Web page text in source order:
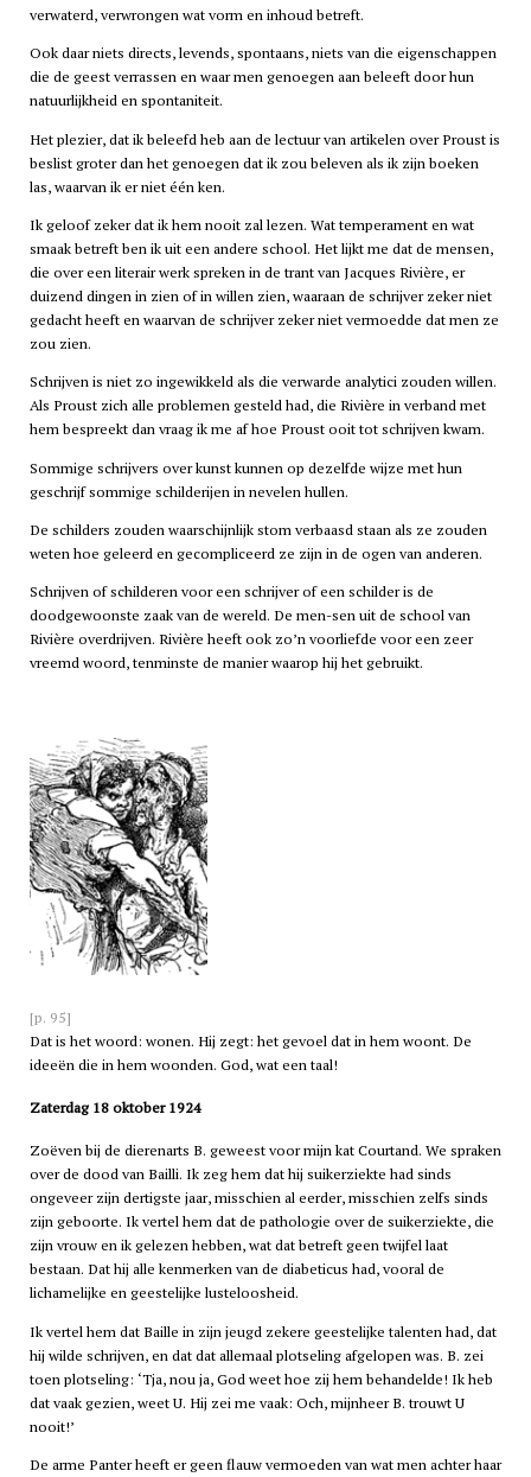
verwaterd, verwrongen wat vorm en inhoud betreft.
Ook daar niets directs, levends, spontaans, niets van die eigenschappen
die de geest verrassen en waar men genoegen aan beleeft door hun
natuurlijkheid en spontaniteit.
Het plezier, dat ik beleefd heb aan de lectuur van artikelen over Proust is
beslist groter dan het genoegen dat ik zou beleven als ik zijn boeken
las, waarvan ik er niet één ken.
Ik geloof zeker dat ik hem nooit zal lezen. Wat temperament en wat
smaak betreft ben ik uit een andere school. Het lijkt me dat de mensen,
die over een literair werk spreken in de trant van Jacques Rivière, er
duizend dingen in zien of in willen zien, waaraan de schrijver zeker niet
gedacht heeft en waarvan de schrijver zeker niet vermoedde dat men ze
zou zien.
Schrijven is niet zo ingewikkeld als die verwarde analytici zouden willen.
Als Proust zich alle problemen gesteld had, die Rivière in verband met
hem bespreekt dan vraag ik me af hoe Proust ooit tot schrijven kwam.
Sommige schrijvers over kunst kunnen op dezelfde wijze met hun
geschrijf sommige schilderijen in nevelen hullen.
De schilders zouden waarschijnlijk stom verbaasd staan als ze zouden
weten hoe geleerd en gecompliceerd ze zijn in de ogen van anderen.
Schrijven of schilderen voor een schrijver of een schilder is de
doodgewoonste zaak van de wereld. De men-sen uit de school van
Rivière overdrijven. Rivière heeft ook zo’n voorliefde voor een zeer
vreemd woord, tenminste de manier waarop hij het gebruikt.
[p. 95]
Dat is het woord: wonen. Hij zegt: het gevoel dat in hem woont. De
ideeën die in hem woonden. God, wat een taal!
Zaterdag 18 oktober 1924
Zoëven bij de dierenarts B. geweest voor mijn kat Courtand. We spraken
over de dood van Bailli. Ik zeg hem dat hij suikerziekte had sinds
ongeveer zijn dertigste jaar, misschien al eerder, misschien zelfs sinds
zijn geboorte. Ik vertel hem dat de pathologie over de suikerziekte, die
zijn vrouw en ik gelezen hebben, wat dat betreft geen twijfel laat
bestaan. Dat hij alle kenmerken van de diabeticus had, vooral de
lichamelijke en geestelijke lusteloosheid.
Ik vertel hem dat Baille in zijn jeugd zekere geestelijke talenten had, dat
hij wilde schrijven, en dat dat allemaal plotseling afgelopen was. B. zei
toen plotseling: ‘Tja, nou ja, God weet hoe zij hem behandelde! Ik heb
dat vaak gezien, weet U. Hij zei me vaak: Och, mijnheer B. trouwt U
nooit!’
De arme Panter heeft er geen flauw vermoeden van wat men achter haar